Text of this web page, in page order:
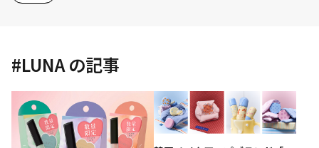
#LUNAの記事